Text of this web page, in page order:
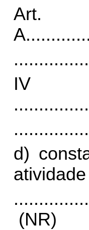
A.
d)
(NR)